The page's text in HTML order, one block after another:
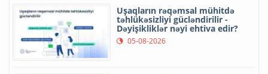
Uşaqların rəqəmsal mühitdə
təhlükəsizliyi gücləndirilir -
Dəyişikliklər nəyi ehtiva edir?
05-08-2026